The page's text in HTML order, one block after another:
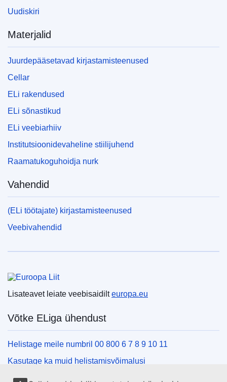
Uudiskiri
Materjalid
Juurdepääsetavad kirjastamisteenused
Cellar
ELi rakendused
ELi sõnastikud
ELi veebiarhiiv
Institutsioonidevaheline stiilijuhend
Raamatukoguhoidja nurk
Vahendid
(ELi töötajate) kirjastamisteenused
Veebivahendid
Lisateavet leiate veebisaidilteuropa.eu
Võtke ELiga ühendust
Helistage meile numbril 00 800 6 7 8 9 10 11
Kasutage ka muid helistamisvõimalusi
Kirjutage meile kontaktvormi vahendusel